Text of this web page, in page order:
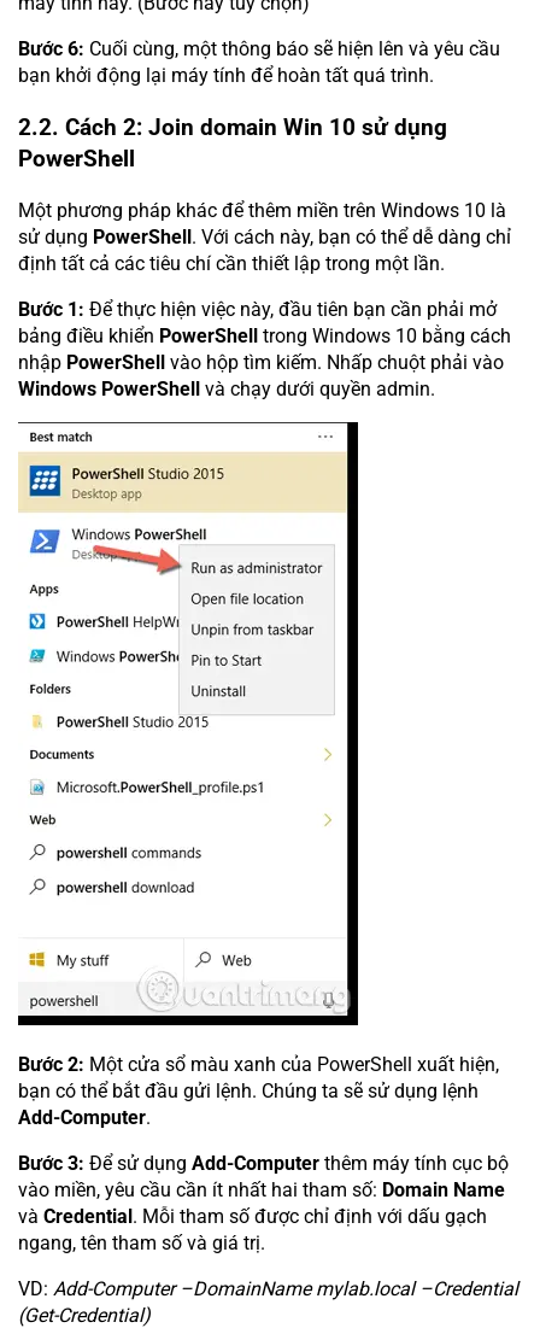
Bước 6: Cuối cùng, một thông báo sẽ hiện lên và yêu cầu
bạn khởi động lại máy tính để hoàn tất quá trình.
2.2. Cách 2: Join domain Win 10 sử dụng
PowerShell
Một phương pháp khác để thêm miền trên Windows 10 là
sử dụng PowerShell. Với cách này, bạn có thể dễ dàng chỉ
định tất cả các tiêu chí cần thiết lập trong một lần.
Bước 1: Để thực hiện việc này, đầu tiên bạn cần phải mở
bảng điều khiển PowerShell trong Windows 10 bằng cách
nhập PowerShell vào hộp tìm kiếm. Nhấp chuột phải vào
Windows PowerShell và chạy dưới quyền admin.
Bước 2: Một cửa sổ màu xanh của PowerShell xuất hiện,
bạn có thể bắt đầu gửi lệnh. Chúng ta sẽ sử dụng lệnh
Add-Computer.
Bước 3: Để sử dụng Add-Computer thêm máy tính cục bộ
vào miền, yêu cầu cần ít nhất hai tham số: Domain Name
và Credential. Mỗi tham số được chỉ định với dấu gạch
ngang, tên tham số và giá trị.
VD: Add-Computer –DomainName mylab.local –Credential
(Get-Credential)